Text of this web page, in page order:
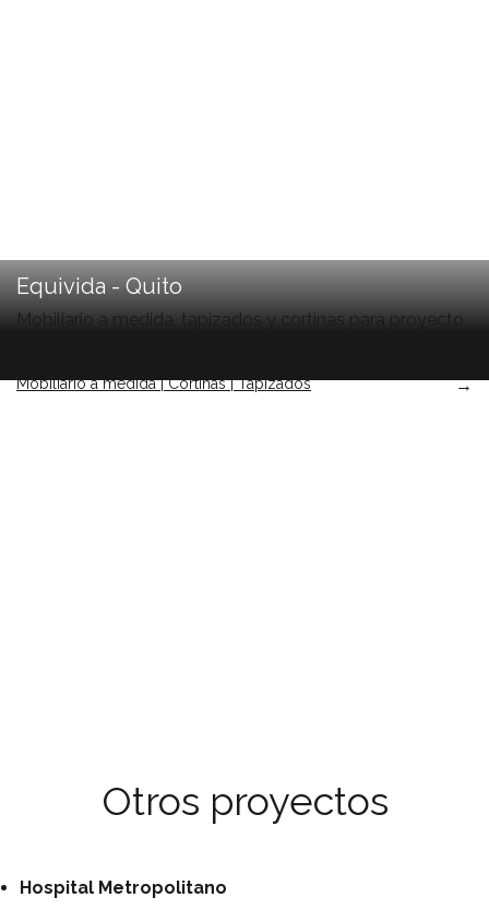
Equivida - Quito
Mobiliario a medida, tapizados y cortinas para proyecto
Mobiliario a medida | Cortinas | Tapizados →
Otros proyectos
Hospital Metropolitano